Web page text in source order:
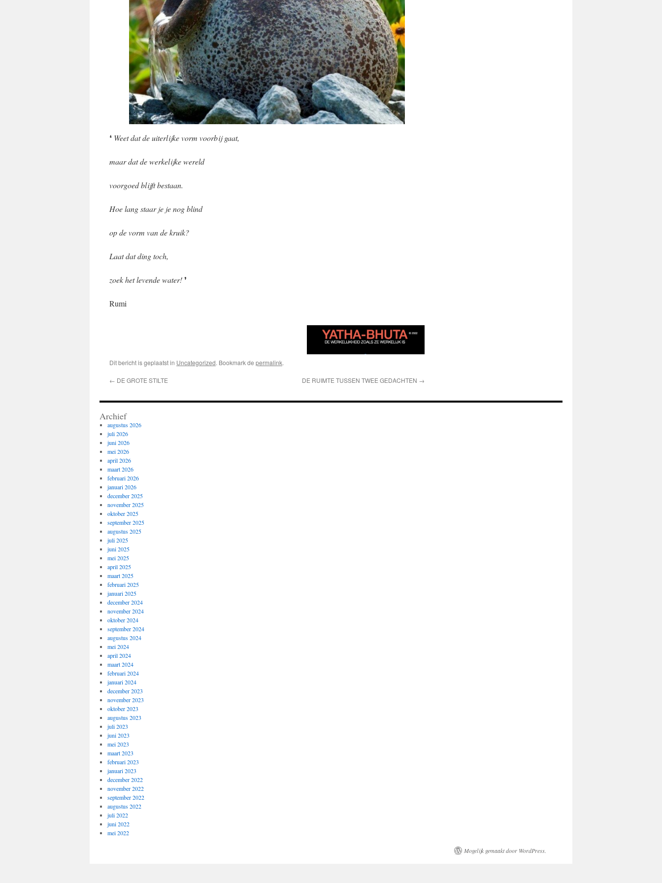
❛ Weet dat de uiterlijke vorm voorbij gaat,
maar dat de werkelijke wereld
voorgoed blijft bestaan.
Hoe lang staar je je nog blind
op de vorm van de kruik?
Laat dat ding toch,
zoek het levende water! ❜
Rumi
Dit bericht is geplaatst in Uncategorized. Bookmark de permalink.
← DE GROTE STILTE DE RUIMTE TUSSEN TWEE GEDACHTEN →
Archief
augustus 2026
juli 2026
juni 2026
mei 2026
april 2026
maart 2026
februari 2026
januari 2026
december 2025
november 2025
oktober 2025
september 2025
augustus 2025
juli 2025
juni 2025
mei 2025
april 2025
maart 2025
februari 2025
januari 2025
december 2024
november 2024
oktober 2024
september 2024
augustus 2024
mei 2024
april 2024
maart 2024
februari 2024
januari 2024
december 2023
november 2023
oktober 2023
augustus 2023
juli 2023
juni 2023
mei 2023
maart 2023
februari 2023
januari 2023
december 2022
november 2022
september 2022
augustus 2022
juli 2022
juni 2022
mei 2022
Mogelijk gemaakt door WordPress.